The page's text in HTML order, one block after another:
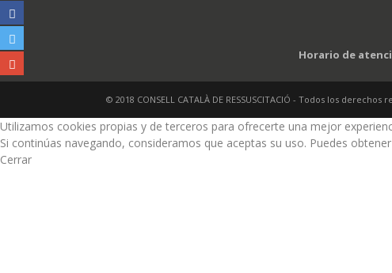
Horario de
© 2018 CONSELL CATALÀ DE RESSUSCITACIÓ - Todos los derechos
Utilizamos cookies propias y de terceros para ofrecerte una mejor
Si continúas navegando, consideramos que aceptas su uso. Puedes
Cerrar